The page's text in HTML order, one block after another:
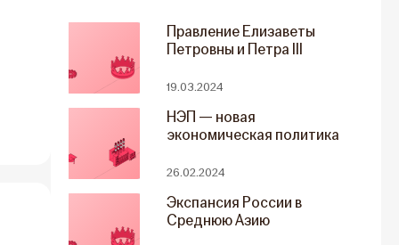
Правление Елизаветы
Петровны и Петра III
19.03.2024
НЭП — новая
экономическая политика
26.02.2024
Экспансия России в
Среднюю Азию